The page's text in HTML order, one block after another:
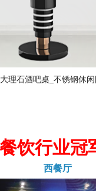
理石酒吧桌_不锈钢休
饮行业冠
西餐厅